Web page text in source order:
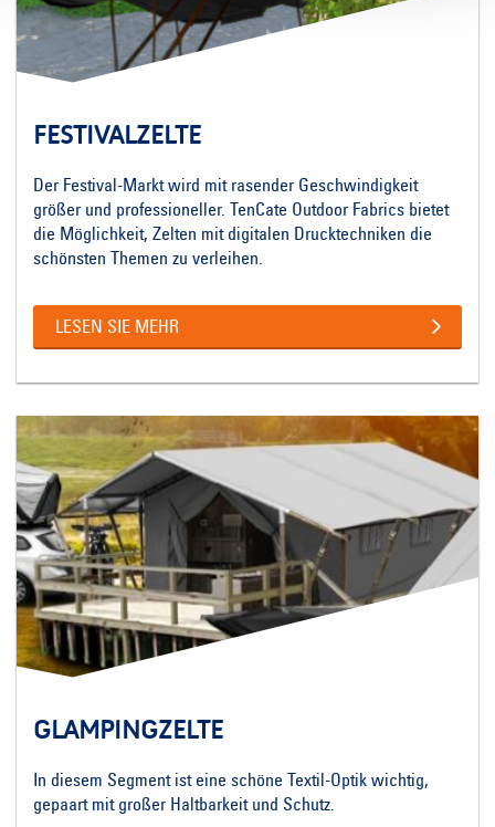
FESTIVALZELTE
Der Festival-Markt wird mit rasender Geschwindigkeit
größer und professioneller. TenCate Outdoor Fabrics bietet
die Möglichkeit, Zelten mit digitalen Drucktechniken die
schönsten Themen zu verleihen.
LESEN SIE MEHR
GLAMPINGZELTE
In diesem Segment ist eine schöne Textil-Optik wichtig,
gepaart mit großer Haltbarkeit und Schutz.